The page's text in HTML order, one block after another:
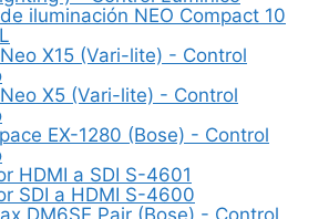
iluminación NEO Compact 10
X15 (Vari-lite) - Control
X5 (Vari-lite) - Control
EX-1280 (Bose) - Control
HDMI a SDI S-4601
SDI a HDMI S-4600
DM6SE Pair (Bose) - Control